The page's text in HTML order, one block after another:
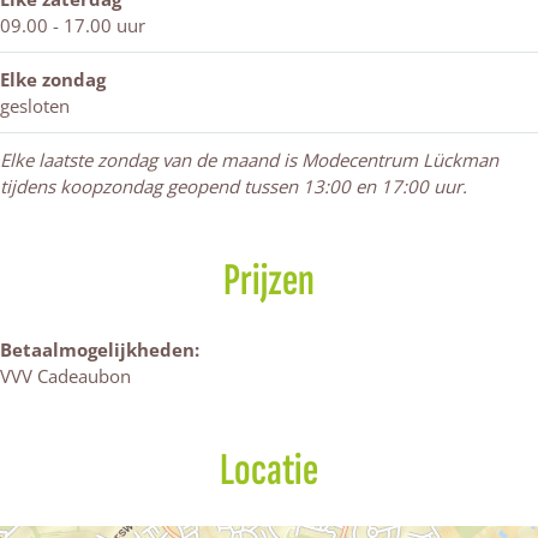
a
n
09.00 - 17.00 uur
Elke zondag
gesloten
Elke laatste zondag van de maand is Modecentrum Lückman
tijdens koopzondag geopend tussen 13:00 en 17:00 uur.
Prijzen
Betaalmogelijkheden:
VVV Cadeaubon
Locatie